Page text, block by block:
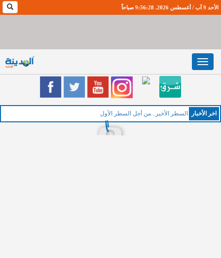
الأحد 9 آب / أغسطس 2026. 9:56:29 صباحاً
Toggle
navigation
اخر اﻷخبار السطر الأخير...من أجل السطر الأول